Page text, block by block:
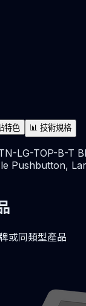
特色 📊 技術規格
LG-TOP-B-T
Pushbutton,
或同類型產品